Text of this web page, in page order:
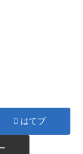
はてブ